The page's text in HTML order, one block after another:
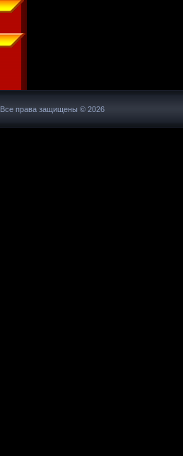
Все права защищены © 2026